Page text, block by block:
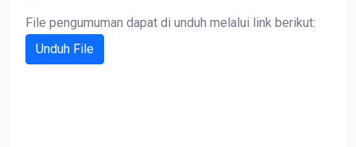
File pengumuman dapat di unduh melalui link berikut:
Unduh File